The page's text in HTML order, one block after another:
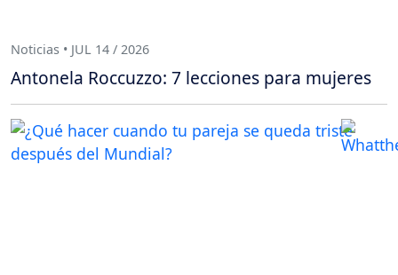
Noticias • JUL 14 / 2026
Antonela Roccuzzo: 7 lecciones para mujeres